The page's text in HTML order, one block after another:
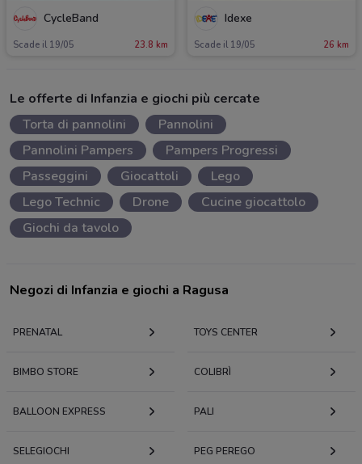
CycleBand
Scade il 19/05 23.8 km
Idexe
Scade il 19/05 26 km
Le offerte di Infanzia e giochi più cercate
Torta di pannolini
Pannolini
Pannolini Pampers
Pampers Progressi
Passeggini
Giocattoli
Lego
Lego Technic
Drone
Cucine giocattolo
Giochi da tavolo
Negozi di Infanzia e giochi a Ragusa
PRENATAL TOYS CENTER
BIMBO STORE COLIBRÌ
BALLOON EXPRESS PALI
SELEGIOCHI PEG PEREGO